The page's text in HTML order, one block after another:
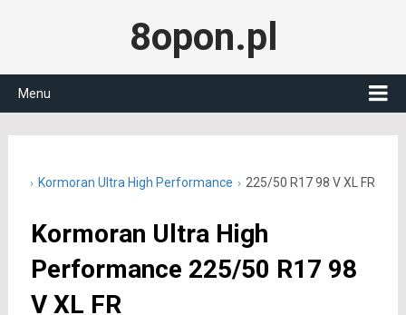
8opon.pl
Menu
Kormoran Ultra High Performance 225/50 R17 98 V XL FR
Kormoran Ultra High
Performance 225/50 R17 98
V XL FR